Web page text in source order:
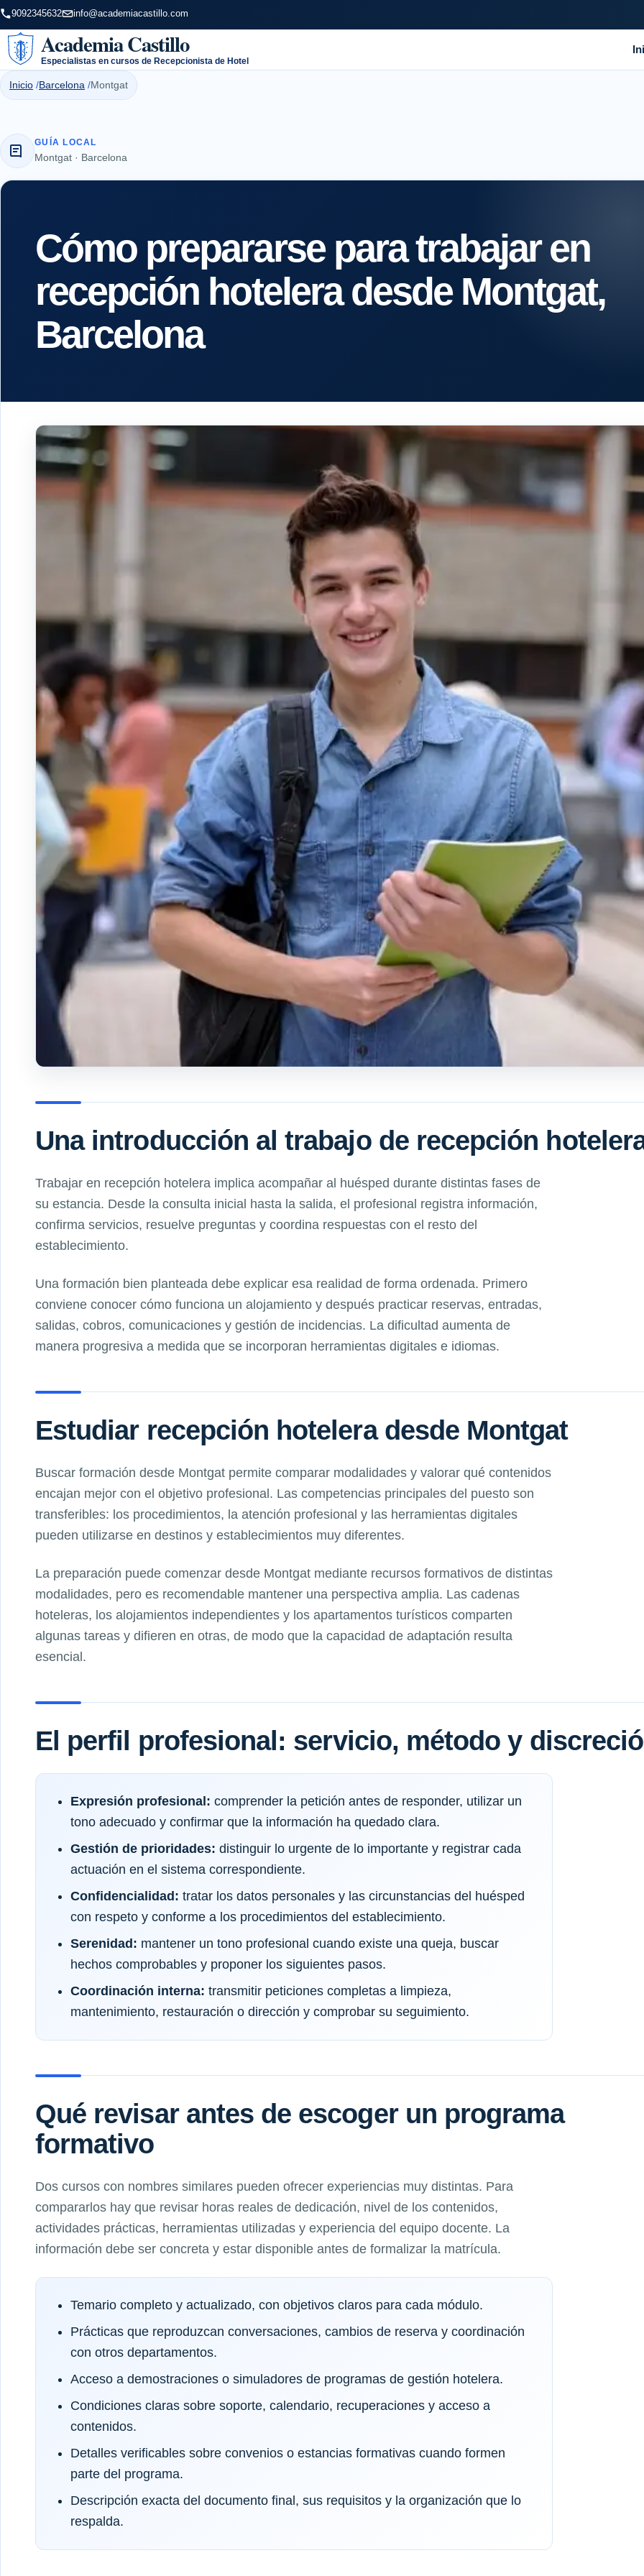
9092345632 info@academiacastillo.com
Academia Castillo
Especialistas en cursos de Recepcionista de Hotel
Inicio Barcelona Montgat
GUÍA LOCAL
Montgat · Barcelona
Cómo prepararse para trabajar en
recepción hotelera desde Montgat,
Barcelona
Una introducción al trabajo de recepción
Trabajar en recepción hotelera implica acompañar al huésped durante distintas fases de
su estancia. Desde la consulta inicial hasta la salida, el profesional registra información,
confirma servicios, resuelve preguntas y coordina respuestas con el resto del
establecimiento.
Una formación bien planteada debe explicar esa realidad de forma ordenada. Primero
conviene conocer cómo funciona un alojamiento y después practicar reservas, entradas,
salidas, cobros, comunicaciones y gestión de incidencias. La dificultad aumenta de
manera progresiva a medida que se incorporan herramientas digitales e idiomas.
Estudiar recepción hotelera desde Montgat
Buscar formación desde Montgat permite comparar modalidades y valorar qué contenidos
encajan mejor con el objetivo profesional. Las competencias principales del puesto son
transferibles: los procedimientos, la atención profesional y las herramientas digitales
pueden utilizarse en destinos y establecimientos muy diferentes.
La preparación puede comenzar desde Montgat mediante recursos formativos de distintas
modalidades, pero es recomendable mantener una perspectiva amplia. Las cadenas
hoteleras, los alojamientos independientes y los apartamentos turísticos comparten
algunas tareas y difieren en otras, de modo que la capacidad de adaptación resulta
esencial.
El perfil profesional: servicio, método y
Expresión profesional: comprender la petición antes de responder, utilizar un
tono adecuado y confirmar que la información ha quedado clara.
Gestión de prioridades: distinguir lo urgente de lo importante y registrar cada
actuación en el sistema correspondiente.
Confidencialidad: tratar los datos personales y las circunstancias del huésped
con respeto y conforme a los procedimientos del establecimiento.
Serenidad: mantener un tono profesional cuando existe una queja, buscar
hechos comprobables y proponer los siguientes pasos.
Coordinación interna: transmitir peticiones completas a limpieza,
mantenimiento, restauración o dirección y comprobar su seguimiento.
Qué revisar antes de escoger un programa
formativo
Dos cursos con nombres similares pueden ofrecer experiencias muy distintas. Para
compararlos hay que revisar horas reales de dedicación, nivel de los contenidos,
actividades prácticas, herramientas utilizadas y experiencia del equipo docente. La
información debe ser concreta y estar disponible antes de formalizar la matrícula.
Temario completo y actualizado, con objetivos claros para cada módulo.
Prácticas que reproduzcan conversaciones, cambios de reserva y coordinación
con otros departamentos.
Acceso a demostraciones o simuladores de programas de gestión hotelera.
Condiciones claras sobre soporte, calendario, recuperaciones y acceso a
contenidos.
Detalles verificables sobre convenios o estancias formativas cuando formen
parte del programa.
Descripción exacta del documento final, sus requisitos y la organización que lo
respalda.